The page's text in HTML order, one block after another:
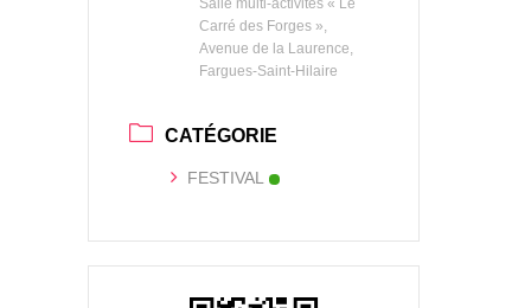
Carré des Forges »,
Avenue de la Laurence,
Fargues-Saint-Hilaire
CATÉGORIE
FESTIVAL